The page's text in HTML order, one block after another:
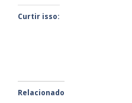
Curtir isso:
Relacionado